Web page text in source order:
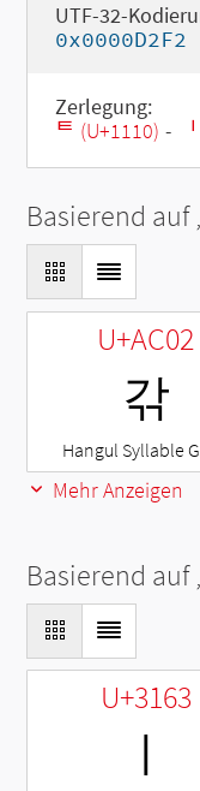
UTF-32-
0x0000D2F2
Zerlegung:
ᄐ (U+1110) -
Basierend auf
U+AC02
갂
Hangul Syllable
Mehr Anzeigen
Basierend auf
U+3163
ㅣ